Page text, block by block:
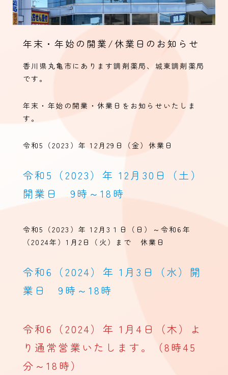
年末・年始の開業/休業日のお知らせ
香川県丸亀市にあります調剤薬局、城東調剤薬局
です。
年末・年始の開業・休業日をお知らせいたしま
す。
令和5（2023）年 12月29日（金）休業日
令和5（2023）年 12月30日（土）
開業日 9時～18時
令和5（2023）年 12月3１日（日）～令和6年
（2024年）1月2日（火）まで 休業日
令和6（2024）年 1月3日（水）開
業日 9時～18時
令和6（2024）年 1月4日（木）よ
り通常営業いたします。（8時45
分～18時）